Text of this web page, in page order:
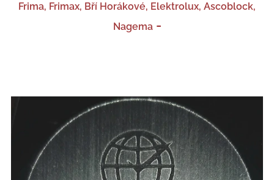
Frima, Frimax, Bří Horákové, Elektrolux, Ascoblock,
Nagema-